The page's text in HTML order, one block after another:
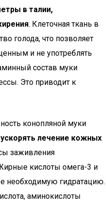
в талии,
. Клеточная ткань в
голода, что позволяет
и не употреблять
состав муки
Это приводит к
конопляной муки
лечение кожных
заживления
кислоты омега-3 и
необходимую гидратацию.
аминокислоты